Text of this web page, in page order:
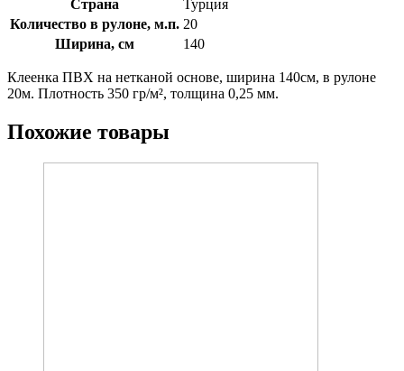
Страна
Турция
Количество в рулоне, м.п. 20
Ширина, см
140
Клеенка ПВХ на нетканой основе, ширина 140см, в рулоне
20м. Плотность 350 гр/м², толщина 0,25 мм.
Похожие товары